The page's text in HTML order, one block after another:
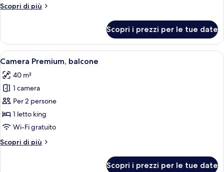
2
Child)
Scopri di più
Altri
(Extra
Bed
2
+
Scopri i prezzi per le tue date
Apri
tutte
le
foto
per
Camera
Premium,
Biancheria da letto ipoallergenica,
4
Camera Premium, balcone
40 m²
1 camera
Per 2 persone
1 letto king
Wi-Fi gratuito
Scopri di più
Altri
Scopri i prezzi per le tue date